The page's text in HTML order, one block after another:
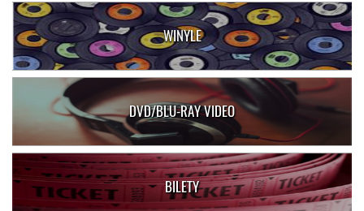
WINYLE
DVD/BLU-RAY VIDEO
BILETY